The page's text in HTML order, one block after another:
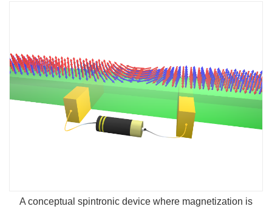
A conceptual spintronic device where magnetization is